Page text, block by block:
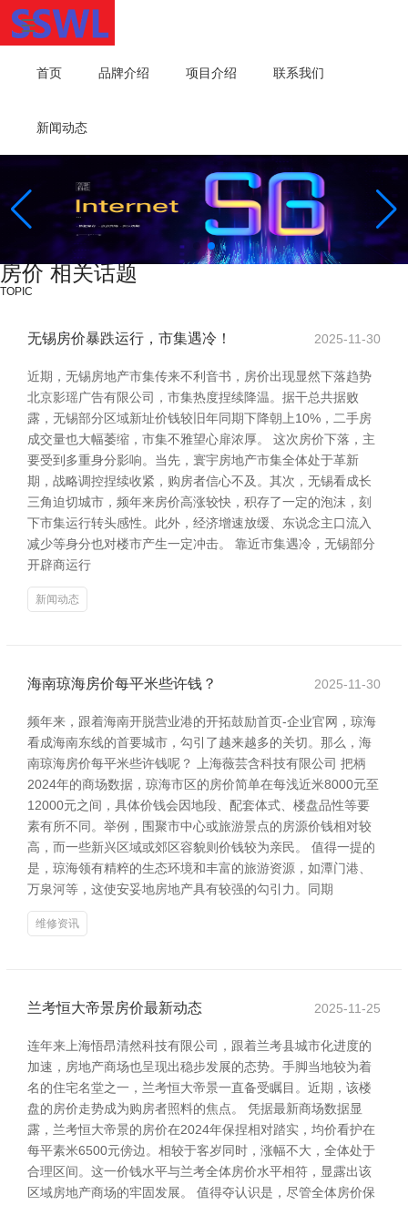
首页 品牌介绍 项目介绍 联系我们
新闻动态
房价 相关话题
TOPIC
无锡房价暴跌运行，市集遇冷！ 2025-11-30
近期，无锡房地产市集传来不利音书，房价出现显然下落趋势
北京影瑶广告有限公司，市集热度捏续降温。据干总共据败
露，无锡部分区域新址价钱较旧年同期下降朝上10%，二手房
成交量也大幅萎缩，市集不雅望心扉浓厚。 这次房价下落，主
要受到多重身分影响。当先，寰宇房地产市集全体处于革新
期，战略调控捏续收紧，购房者信心不及。其次，无锡看成长
三角迫切城市，频年来房价高涨较快，积存了一定的泡沫，刻
下市集运行转头感性。此外，经济增速放缓、东说念主口流入
减少等身分也对楼市产生一定冲击。 靠近市集遇冷，无锡部分
开辟商运行
新闻动态
海南琼海房价每平米些许钱？ 2025-11-30
频年来，跟着海南开脱营业港的开拓鼓励首页-企业官网，琼海
看成海南东线的首要城市，勾引了越来越多的关切。那么，海
南琼海房价每平米些许钱呢？ 上海薇芸含科技有限公司 把柄
2024年的商场数据，琼海市区的房价简单在每浅近米8000元至
12000元之间，具体价钱会因地段、配套体式、楼盘品性等要
素有所不同。举例，围聚市中心或旅游景点的房源价钱相对较
高，而一些新兴区域或郊区容貌则价钱较为亲民。 值得一提的
是，琼海领有精粹的生态环境和丰富的旅游资源，如潭门港、
万泉河等，这使安妥地房地产具有较强的勾引力。同期
维修资讯
兰考恒大帝景房价最新动态 2025-11-25
连年来上海悟昂清然科技有限公司，跟着兰考县城市化进度的
加速，房地产商场也呈现出稳步发展的态势。手脚当地较为着
名的住宅名堂之一，兰考恒大帝景一直备受瞩目。近期，该楼
盘的房价走势成为购房者照料的焦点。 凭据最新商场数据显
露，兰考恒大帝景的房价在2024年保捏相对踏实，均价看护在
每平素米6500元傍边。相较于客岁同时，涨幅不大，全体处于
合理区间。这一价钱水平与兰考全体房价水平相符，显露出该
区域房地产商场的牢固发展。 值得夺认识是，尽管全体房价保